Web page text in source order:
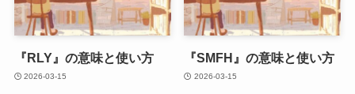
『RLY』の意味と使い方
2026-03-15
『SMFH』の意味と使い方
2026-03-15